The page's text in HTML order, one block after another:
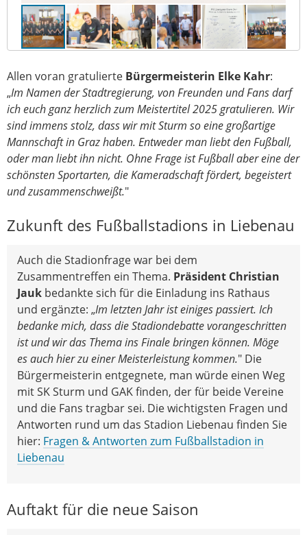
Allen voran gratulierte Bürgermeisterin Elke Kahr:
„Im Namen der Stadtregierung, von Freunden und Fans darf
ich euch ganz herzlich zum Meistertitel 2025 gratulieren. Wir
sind immens stolz, dass wir mit Sturm so eine großartige
Mannschaft in Graz haben. Entweder man liebt den Fußball,
oder man liebt ihn nicht. Ohne Frage ist Fußball aber eine der
schönsten Sportarten, die Kameradschaft fördert, begeistert
und zusammenschweißt."
Zukunft des Fußballstadions in Liebenau
Auch die Stadionfrage war bei dem
Zusammentreffen ein Thema. Präsident Christian
Jauk bedankte sich für die Einladung ins Rathaus
und ergänzte: „Im letzten Jahr ist einiges passiert. Ich
bedanke mich, dass die Stadiondebatte vorangeschritten
ist und wir das Thema ins Finale bringen können. Möge
es auch hier zu einer Meisterleistung kommen." Die
Bürgermeisterin entgegnete, man würde einen Weg
mit SK Sturm und GAK finden, der für beide Vereine
und die Fans tragbar sei. Die wichtigsten Fragen und
Antworten rund um das Stadion Liebenau finden Sie
hier: Fragen & Antworten zum Fußballstadion in
Liebenau
Auftakt für die neue Saison